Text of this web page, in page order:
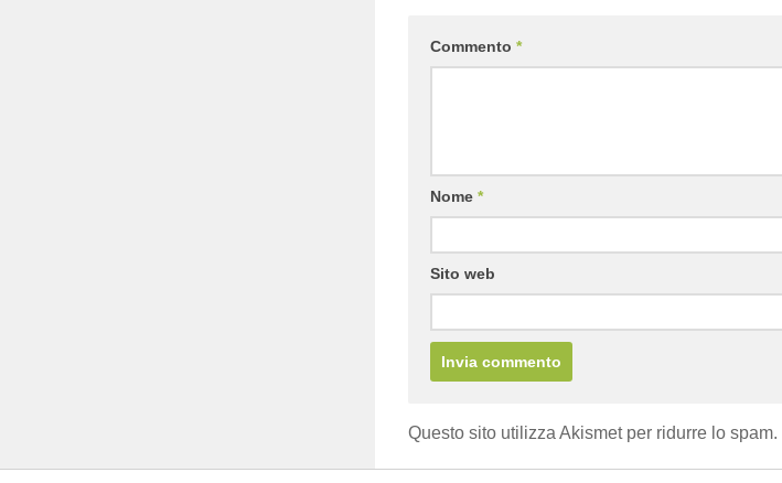
Commento *
Nome *
Sito web
Questo sito utilizza Akismet per ridurre lo spam.